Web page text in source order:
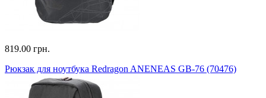
819.00 грн.
Рюкзак для ноутбука Redragon ANENEAS GB-76 (70476)